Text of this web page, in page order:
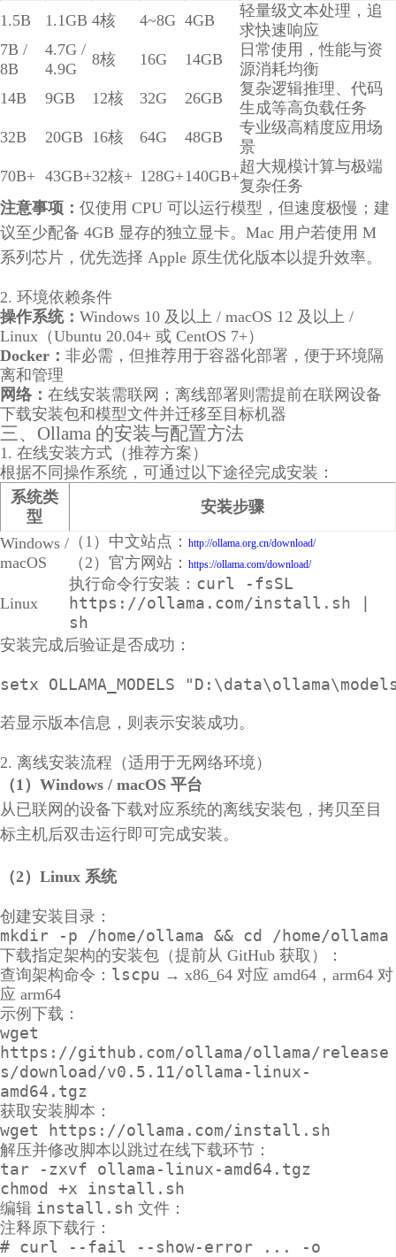
1.5B 1.1GB 4核 4~8G 4GB
轻量级文本处理，追
求快速响应
7B /
8B
4.7G /
4.9G
8核 16G 14GB
日常使用，性能与资
源消耗均衡
14B
9GB 12核 32G 26GB
复杂逻辑推理、代码
生成等高负载任务
32B
20GB 16核 64G 48GB
专业级高精度应用场
景
70B+ 43GB+32核+ 128G+140GB+
超大规模计算与极端
复杂任务
注意事项： 仅使用 CPU 可以运行模型，但速度极慢；建
议至少配备 4GB 显存的独立显卡。Mac 用户若使用 M
系列芯片，优先选择 Apple 原生优化版本以提升效率。
2. 环境依赖条件
操作系统： Windows 10 及以上 / macOS 12 及以上 /
Linux（Ubuntu 20.04+ 或 CentOS 7+）
Docker： 非必需，但推荐用于容器化部署，便于环境隔
离和管理
网络： 在线安装需联网；离线部署则需提前在联网设备
下载安装包和模型文件并迁移至目标机器
三、Ollama 的安装与配置方法
1. 在线安装方式（推荐方案）
根据不同操作系统，可通过以下途径完成安装：
系统类
型
安装步骤
Windows /
macOS
（1）中文站点： http://ollama.org.cn/download/
（2）官方网站： https://ollama.com/download/
Linux
执行命令行安装： curl -fsSL
https://ollama.com/install.sh |
sh
安装完成后验证是否成功：
setx OLLAMA_MODELS
若显示版本信息，则表示安装成功。
2. 离线安装流程（适用于无网络环境）
（1）Windows / macOS 平台
从已联网的设备下载对应系统的离线安装包，拷贝至目
标主机后双击运行即可完成安装。
（2）Linux 系统
创建安装目录：
mkdir -p /home/ollama && cd /home/ollama
下载指定架构的安装包（提前从 GitHub 获取）：
查询架构命令： lscpu → x86_64 对应 amd64，arm64 对
应 arm64
示例下载：
wget
https://github.com/ollama/ollama/release
s/download/v0.5.11/ollama-linux-
amd64.tgz
获取安装脚本：
wget https://ollama.com/install.sh
解压并修改脚本以跳过在线下载环节：
tar -zxvf ollama-linux-amd64.tgz
chmod +x install.sh
编辑 install.sh 文件：
注释原下载行：
# curl --fail --show-error ... -o